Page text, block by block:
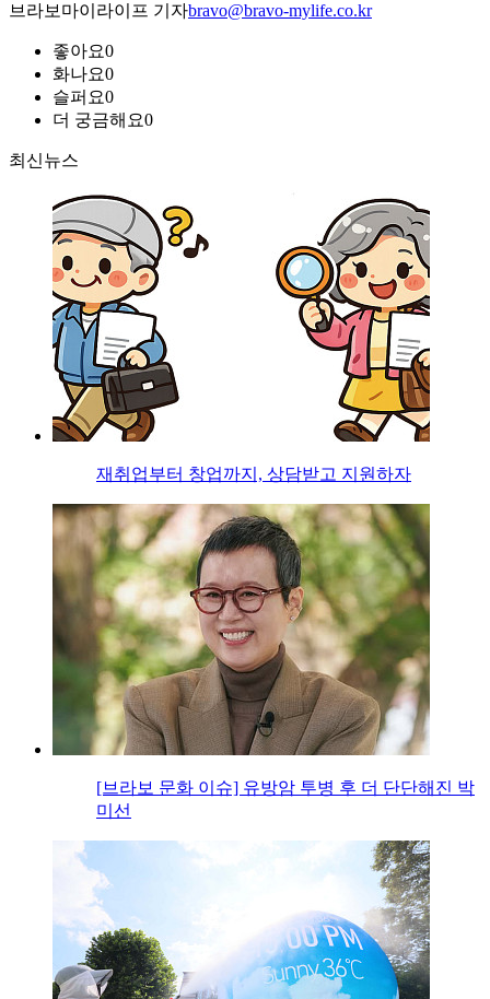
브라보마이라이프 기자bravo@bravo-mylife.co.kr
좋아요0
화나요0
슬퍼요0
더 궁금해요0
최신뉴스
재취업부터 창업까지, 상담받고 지원하자
[브라보 문화 이슈] 유방암 투병 후 더 단단해진 박
미선